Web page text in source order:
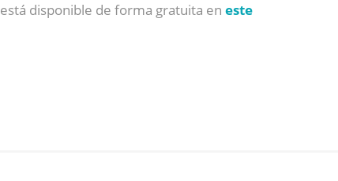
está disponible de forma gratuita en este